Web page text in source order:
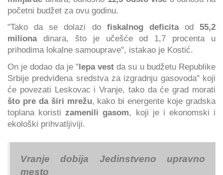
početni budžet za ovu godinu.
"Tako da se dolazi
dofiskalnog deficitaod 55,2
milionadinara, što je učešće od 1,7 procenta u
prihodima lokalne samouprave", istakao je Kostić.
On je dodao da je "lepa vestda su u budžetu Republike
Srbije predviđena sredstva za izgradnju gasovoda" koji
će povezati Leskovac i Vranje, tako da će grad morati
što pre da širi mrežu, kako bi energente koje gradska
toplana koristizamenili gasom, koji je i ekonomski i
ekološki prihvatljiviji.
Vranje dobija Jedinstveno upravno
mesto